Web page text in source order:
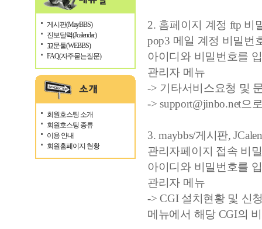
게시판(MayBBS)
진보달력(Jcalendar)
꾜문툴(WEBBS)
FAQ(자주묻는질문)
회원호스팅 소개
회원호스팅 종류
이용 안내
회원홈페이지 현황
2. 홈페이지 계정 ftp 비
pop3 메일 계정 비밀번
아이디와 비밀번호를
관리자 메뉴
-> 기타서비스요청 및
-> support@jinbo.net으
3. maybbs/게시판,
관리자페이지 접속 비
아이디와 비밀번호를
관리자 메뉴
-> CGI 설치현황 및 신
메뉴에서 해당 CGI의